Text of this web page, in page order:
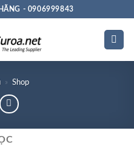
- 0906999843
» Shop